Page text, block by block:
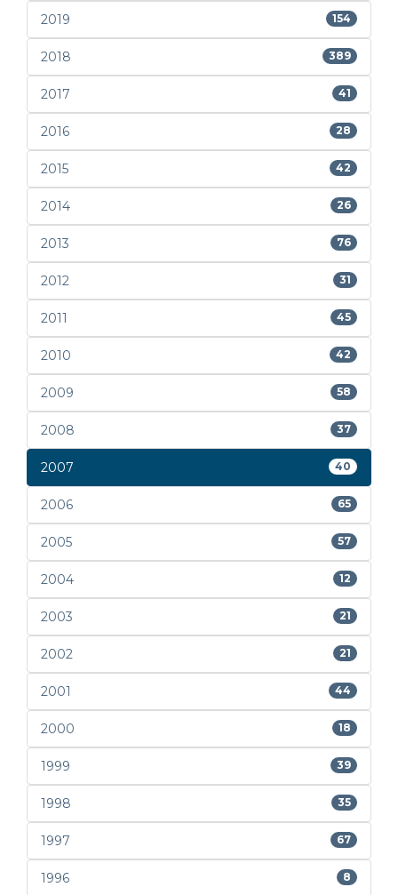
2019 154
2018 389
2017 41
2016 28
2015 42
2014 26
2013 76
2012 31
2011 45
2010 42
2009 58
2008 37
2007 40
2006 65
2005 57
2004 12
2003 21
2002 21
2001 44
2000 18
1999 39
1998 35
1997 67
1996 8